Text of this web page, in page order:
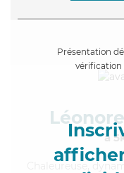
Présentation
vérification
à
,